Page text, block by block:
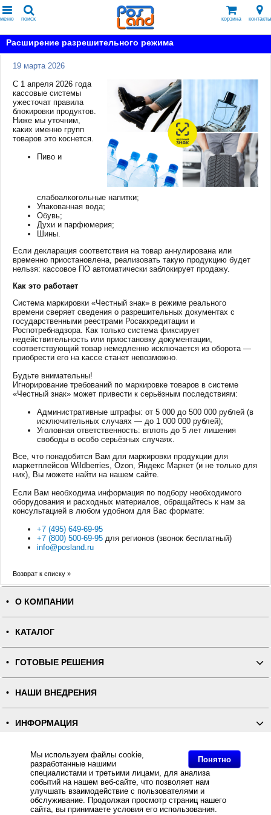
Понятно
Мы используем файлы cookie,
разработанные нашими
специалистами и третьими лицами, для анализа
событий на нашем веб-сайте, что позволяет нам
улучшать взаимодействие с пользователями и
обслуживание. Продолжая просмотр страниц нашего
сайта, вы принимаете условия его использования.
меню поиск корзина контакты
Расширение разрешительного режима
19 марта 2026
С 1 апреля 2026 года
кассовые системы
ужесточат правила
блокировки продуктов.
Ниже мы уточним,
каких именно групп
товаров это коснется.
Пиво и
слабоалкогольные напитки;
Упакованная вода;
Обувь;
Духи и парфюмерия;
Шины.
Если декларация соответствия на товар аннулирована или
временно приостановлена, реализовать такую продукцию будет
нельзя: кассовое ПО автоматически заблокирует продажу.
Как это работает
Система маркировки «Честный знак» в режиме реального
времени сверяет сведения о разрешительных документах с
государственными реестрами Росаккредитации и
Роспотребнадзора. Как только система фиксирует
недействительность или приостановку документации,
соответствующий товар немедленно исключается из оборота —
приобрести его на кассе станет невозможно.
Будьте внимательны!
Игнорирование требований по маркировке товаров в системе
«Честный знак» может привести к серьёзным последствиям:
Административные штрафы: от 5 000 до 500 000 рублей (в
исключительных случаях — до 1 000 000 рублей);
Уголовная ответственность: вплоть до 5 лет лишения
свободы в особо серьёзных случаях.
Все, что понадобится Вам для маркировки продукции для
маркетплейсов Wildberries, Ozon, Яндекс Маркет (и не только для
них), Вы можете найти на нашем сайте.
Если Вам необходима информация по подбору необходимого
оборудования и расходных материалов, обращайтесь к нам за
консультацией в любом удобном для Вас формате:
+7 (495) 649-69-95
+7 (800) 500-69-95 для регионов (звонок бесплатный)
info@posland.ru
Возврат к списку »
О КОМПАНИИ
КАТАЛОГ
ГОТОВЫЕ РЕШЕНИЯ
НАШИ ВНЕДРЕНИЯ
ИНФОРМАЦИЯ
КОНТАКТЫ
ПОЛНАЯ ВЕРСИЯ
Интернет-магазин "ПОСЛЭНД" - торгового оборудования, оборудования для автоматизации общепита и